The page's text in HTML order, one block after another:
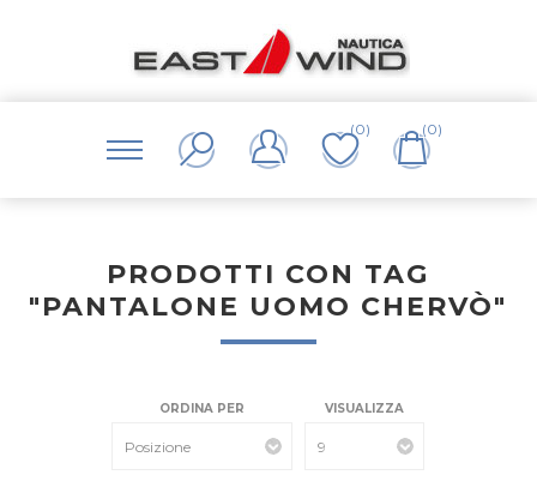
(0) (0)
PRODOTTI CON TAG
"PANTALONE UOMO CHERVÒ"
ORDINA PER VISUALIZZA